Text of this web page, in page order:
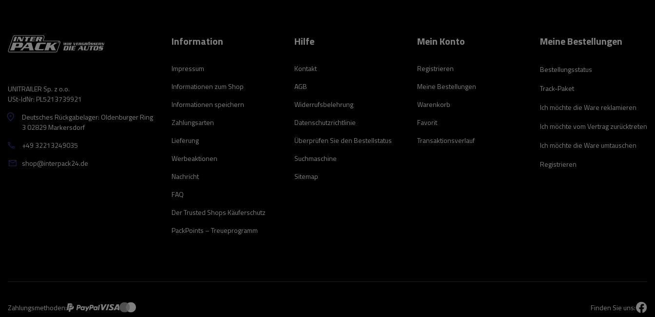
UNITRAILER Sp. z o.o.
USt-IdNr: PL5213739921
Deutsches Rückgabelager: Oldenburger Ring
3 02829 Markersdorf
+49 32213249035
shop@interpack24.de
Information
Impressum
Informationen zum Shop
Informationen speichern
Zahlungsarten
Lieferung
Werbeaktionen
Nachricht
FAQ
Der Trusted Shops Käuferschutz
PackPoints – Treueprogramm
Hilfe
Kontakt
AGB
Widerrufsbelehrung
Datenschutzrichtlinie
Überprüfen Sie den Bestellstatus
Suchmaschine
Sitemap
Mein Konto
Registrieren
Meine Bestellungen
Warenkorb
Favorit
Transaktionsverlauf
Meine Bestellungen
Bestellungsstatus
Track-Paket
Ich möchte die Ware reklamieren
Ich möchte vom Vertrag zurücktreten
Ich möchte die Ware umtauschen
Registrieren
Zahlungsmethoden: Finden Sie uns: